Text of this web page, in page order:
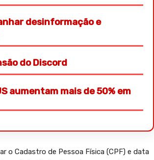
desinformação e
do Discord
aumentam mais de 50% em
o Cadastro de Pessoa Física (CPF) e data